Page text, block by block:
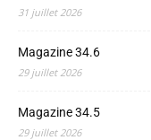
31 juillet 2026
Magazine 34.6
29 juillet 2026
Magazine 34.5
29 juillet 2026